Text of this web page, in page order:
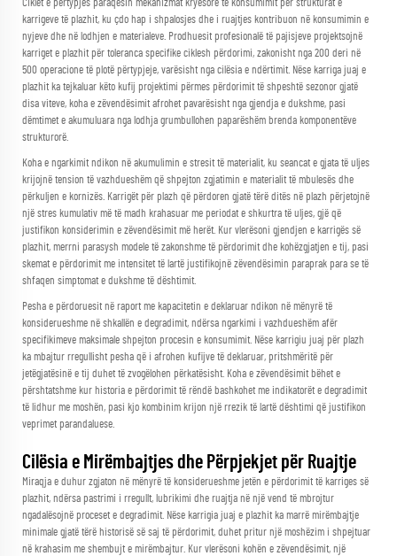
Ciklet e përtypjes paraqesin mekanizmat kryesorë të konsumimit për strukturat e
karrigeve të plazhit, ku çdo hap i shpalosjes dhe i ruajtjes kontribuon në konsumimin e
nyjeve dhe në lodhjen e materialeve. Prodhuesit profesionalë të pajisjeve projektsojnë
karriget e plazhit për toleranca specifike ciklesh përdorimi, zakonisht nga 200 deri në
500 operacione të plotë përtypjeje, varësisht nga cilësia e ndërtimit. Nëse karriga juaj e
plazhit ka tejkaluar këto kufij projektimi përmes përdorimit të shpeshtë sezonor gjatë
disa viteve, koha e zëvendësimit afrohet pavarësisht nga gjendja e dukshme, pasi
dëmtimet e akumuluara nga lodhja grumbullohen paparëshëm brenda komponentëve
strukturorë.
Koha e ngarkimit ndikon në akumulimin e stresit të materialit, ku seancat e gjata të uljes
krijojnë tension të vazhdueshëm që shpejton zgjatimin e materialit të mbulesës dhe
përkuljen e kornizës. Karrigët për plazh që përdoren gjatë tërë ditës në plazh përjetojnë
një stres kumulativ më të madh krahasuar me periodat e shkurtra të uljes, gjë që
justifikon konsiderimin e zëvendësimit më herët. Kur vlerësoni gjendjen e karrigës së
plazhit, merrni parasysh modele të zakonshme të përdorimit dhe kohëzgjatjen e tij, pasi
skemat e përdorimit me intensitet të lartë justifikojnë zëvendësimin paraprak para se të
shfaqen simptomat e dukshme të dështimit.
Pesha e përdoruesit në raport me kapacitetin e deklaruar ndikon në mënyrë të
konsiderueshme në shkallën e degradimit, ndërsa ngarkimi i vazhdueshëm afër
specifikimeve maksimale shpejton procesin e konsumimit. Nëse karrigiu juaj për plazh
ka mbajtur rregullisht pesha që i afrohen kufijve të deklaruar, pritshmëritë për
jetëgjatësinë e tij duhet të zvogëlohen përkatësisht. Koha e zëvendësimit bëhet e
përshtatshme kur historia e përdorimit të rëndë bashkohet me indikatorët e degradimit
të lidhur me moshën, pasi kjo kombinim krijon një rrezik të lartë dështimi që justifikon
veprimet parandaluese.
Cilësia e Mirëmbajtjes dhe Përpjekjet për Ruajtje
Miraqja e duhur zgjaton në mënyrë të konsiderueshme jetën e përdorimit të karriges së
plazhit, ndërsa pastrimi i rregullt, lubrikimi dhe ruajtja në një vend të mbrojtur
ngadalësojnë proceset e degradimit. Nëse karrigia juaj e plazhit ka marrë mirëmbajtje
minimale gjatë tërë historisë së saj të përdorimit, duhet pritur një moshëzim i shpejtuar
në krahasim me shembujt e mirëmbajtur. Kur vlerësoni kohën e zëvendësimit, një